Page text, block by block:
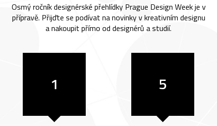
Osmý ročník designérské přehlídky Prague Design Week je v
přípravě. Přijďte se podívat na novinky v kreativním designu
a nakoupit přímo od designérů a studií.
1 5